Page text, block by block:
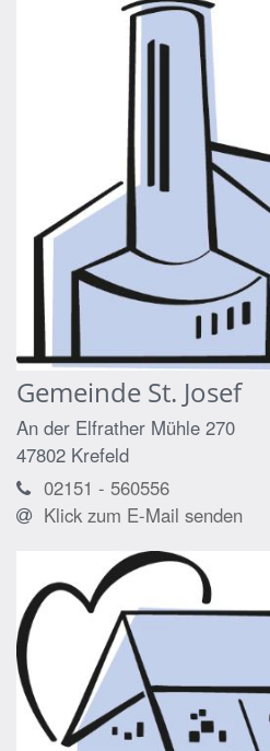
Gemeinde St. Josef
An der Elfrather Mühle 270
47802 Krefeld
02151 - 560556
Klick zum E-Mail senden